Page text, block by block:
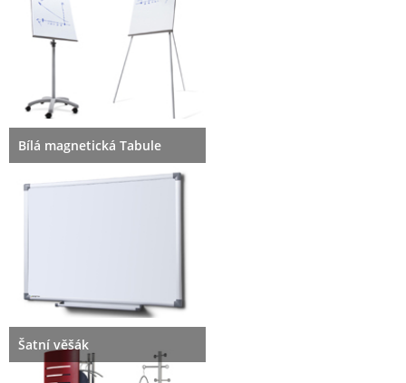
Bílá magnetická Tabule
Šatní věšák